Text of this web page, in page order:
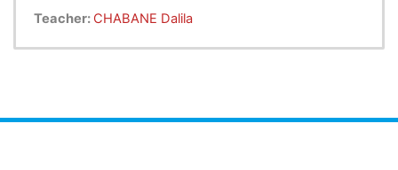
structure fine de la molécule constituant les gènes,
moléculaires de l'hérédité.
par une séquence de nucléotides.
- un acide phosphorique
Teacher: CHABANE Dalila